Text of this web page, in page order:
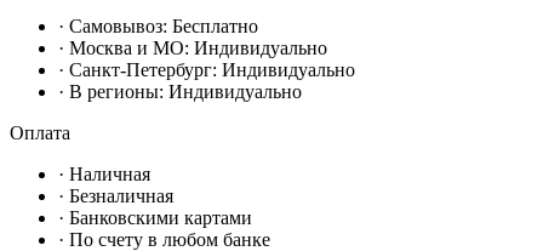
· Самовывоз: Бесплатно
· Москвa и МО: Индивидуально
· Санкт-Петербург: Индивидуально
· В регионы: Индивидуально
Оплата
· Наличная
· Безналичная
· Банковскими картами
· По счету в любом банке